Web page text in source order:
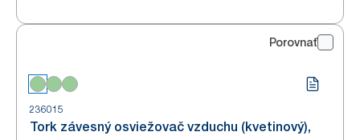
Porovnať
236015
Tork závesný osviežovač vzduchu (kvetinový),